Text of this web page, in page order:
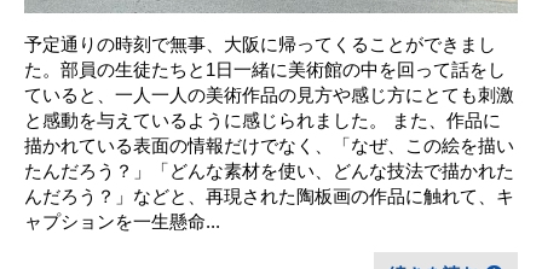
予定通りの時刻で無事、大阪に帰ってくることができまし
た。部員の生徒たちと1日一緒に美術館の中を回って話をし
ていると、一人一人の美術作品の見方や感じ方にとても刺激
と感動を与えているように感じられました。 また、作品に
描かれている表面の情報だけでなく、「なぜ、この絵を描い
たんだろう？」「どんな素材を使い、どんな技法で描かれた
んだろう？」などと、再現された陶板画の作品に触れて、キ
ャプションを一生懸命...